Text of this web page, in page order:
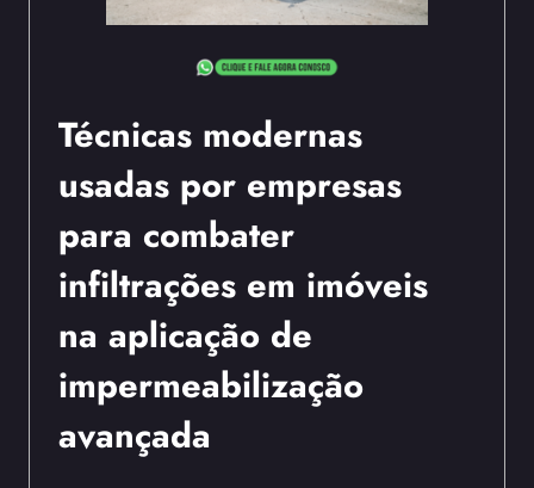
Técnicas modernas
usadas por empresas
para combater
infiltrações em imóveis
na aplicação de
impermeabilização
avançada